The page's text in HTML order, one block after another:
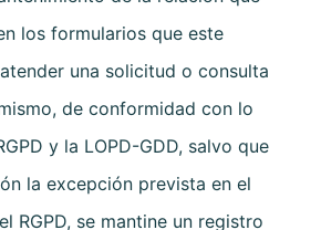
los formularios que este
una solicitud o consulta
de conformidad con lo
y la LOPD-GDD, salvo que
la excepción prevista en el
RGPD, se mantine un registro